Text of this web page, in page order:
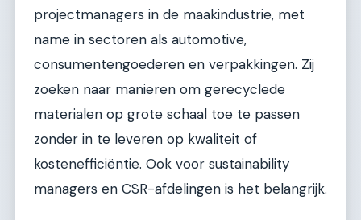
projectmanagers in de maakindustrie, met
name in sectoren als automotive,
consumentengoederen en verpakkingen. Zij
zoeken naar manieren om gerecyclede
materialen op grote schaal toe te passen
zonder in te leveren op kwaliteit of
kostenefficiëntie. Ook voor sustainability
managers en CSR-afdelingen is het belangrijk.